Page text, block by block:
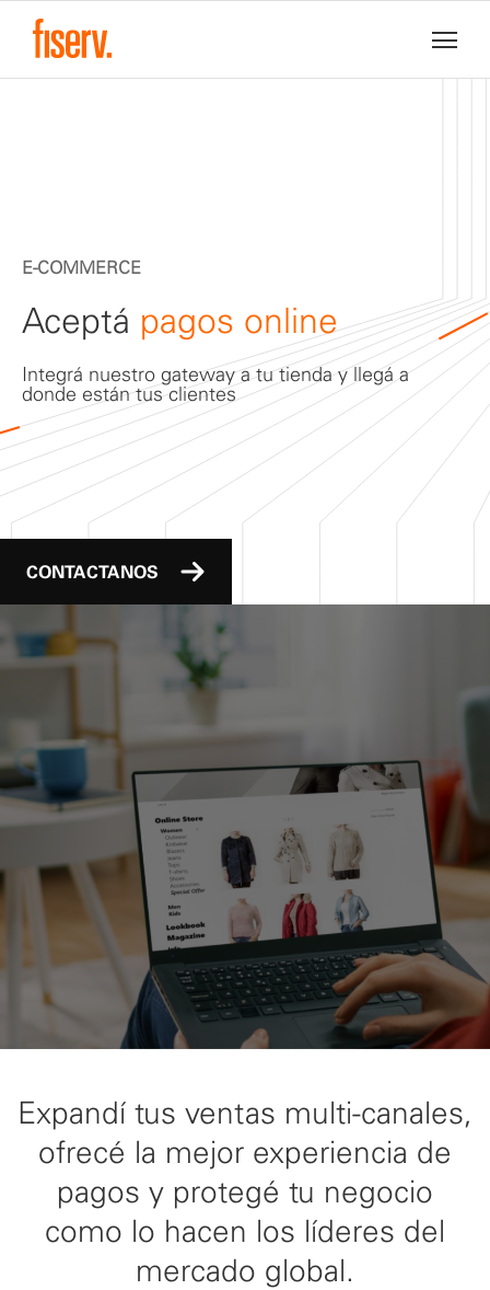
E-COMMERCE
Aceptá pagos online
Integrá nuestro gateway a tu tienda y llegá a
donde están tus clientes
CONTACTANOS
Expandí tus ventas multi-canales,
ofrecé la mejor experiencia de
pagos y protegé tu negocio
como lo hacen los líderes del
mercado global.